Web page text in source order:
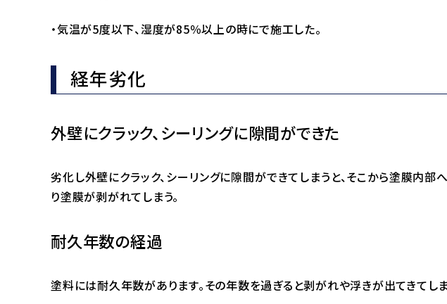
・気温が5度以下、湿度が85％以上の時にで施工した。
経年劣化
外壁にクラック、シーリングに隙間ができた
劣化し外壁にクラック、シーリングに隙間ができてしまうと、そこから塗膜内部
り塗膜が剥がれてしまう。
耐久年数の経過
塗料には耐久年数があります。その年数を過ぎると剥がれや浮きが出てきてし